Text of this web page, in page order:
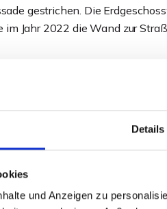
Details
und Anzeigen zu
gestrichen. Die
Jahr 2022 die Wand zur
noch mit der
an den Käufer
weiterer Pkw findet in der
geselligen Beisammensein